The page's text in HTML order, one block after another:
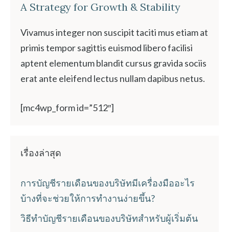
A Strategy for Growth & Stability
Vivamus integer non suscipit taciti mus etiam at
primis tempor sagittis euismod libero facilisi
aptent elementum blandit cursus gravida sociis
erat ante eleifend lectus nullam dapibus netus.
[mc4wp_form id=”512″]
เรื่องล่าสุด
การบัญชีรายเดือนของบริษัทมีเครื่องมืออะไร
บ้างที่จะช่วยให้การทำงานง่ายขึ้น?
วิธีทำบัญชีรายเดือนของบริษัทสำหรับผู้เริ่มต้น